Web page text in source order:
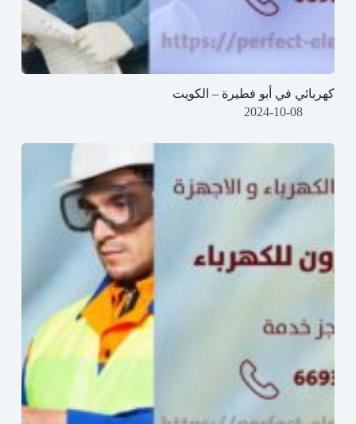
كهربائي في أبو فطيرة – الكويت
2024-10-08